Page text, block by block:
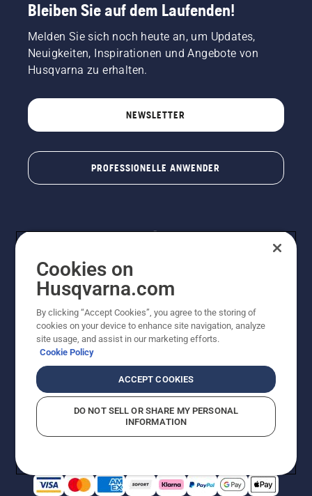
Bleiben Sie auf dem Laufenden!
Melden Sie sich noch heute an, um Updates,
Neuigkeiten, Inspirationen und Angebote von
Husqvarna zu erhalten.
NEWSLETTER
PROFESSIONELLE ANWENDER
© Husqvarna® AB (publ). Alle Rechte vorbehalten. Die
Preisangaben sind unverbindliche Preisempfehlungen
von Husqvarna Schweiz AG an den teilnehmenden
Fachhandel, Preise in CHF inklusive 8,1% MWST und
unverbindliche Preisempfehlungen (inkl. MwSt), es sei
denn sie sind für den direkten Kauf verfügbar.
Cookie-RichtlinieNutzungsbedingungen Datenschutzerklärung
Vermutete Verstöße melden
Cookies on
Husqvarna.com
By clicking “Accept Cookies”, you agree to the storing of
cookies on your device to enhance site navigation, analyze
site usage, and assist in our marketing efforts.
Cookie Policy
ACCEPT COOKIES
DO NOT SELL OR SHARE MY PERSONAL
INFORMATION